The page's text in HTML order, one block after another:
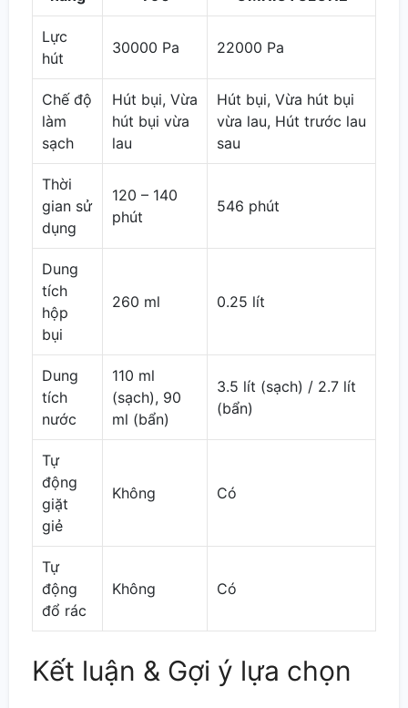
Lực
hút
30000 Pa 22000 Pa
Chế độ
làm
sạch
Hút bụi, Vừa
hút bụi vừa
lau
Hút bụi, Vừa hút bụi
vừa lau, Hút trước lau
sau
Thời
gian sử
dụng
120 – 140
phút
546 phút
Dung
tích
hộp
bụi
260 ml 0.25 lít
Dung
tích
nước
110 ml
(sạch), 90
ml (bẩn)
3.5 lít (sạch) / 2.7 lít
(bẩn)
Tự
động
giặt
giẻ
Không Có
Tự
động
đổ rác
Không Có
Kết luận & Gợi ý lựa chọn